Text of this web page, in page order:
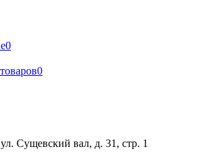
0
0
Сущевский вал, д. 31, стр. 1